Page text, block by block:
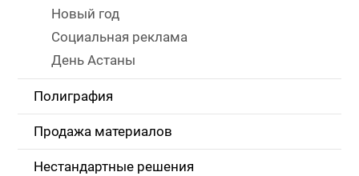
Новый год
Социальная реклама
День Астаны
Полиграфия
Продажа материалов
Нестандартные решения